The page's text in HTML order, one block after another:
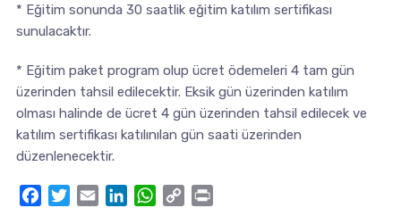
* Eğitim sonunda 30 saatlik eğitim katılım sertifikası
sunulacaktır.
* Eğitim paket program olup ücret ödemeleri 4 tam gün
üzerinden tahsil edilecektir. Eksik gün üzerinden katılım
olması halinde de ücret 4 gün üzerinden tahsil edilecek ve
katılım sertifikası katılınılan gün saati üzerinden
düzenlenecektir.
FacebookTwitter
Email LinkedInWhatsApp
Copy